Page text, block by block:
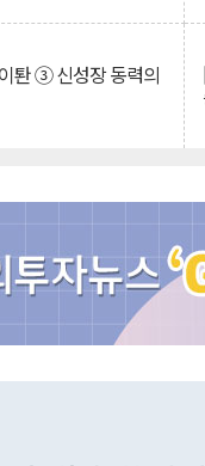
퇀 ③ 신성장 동력의